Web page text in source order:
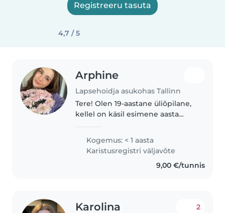
Registreeru tasuta
4,7 / 5
Arphine
Lapsehoidja asukohas Tallinn
Tere! Olen 19-aastane üliõpilane,
kellel on käsil esimene aasta
kahjuks ei ole, aga mul on endal
väike õde (hetkel 6-aastane),..
Kogemus: < 1 aasta
Karistusregistri väljavõte
9,00 €/tunnis
Karolina 2